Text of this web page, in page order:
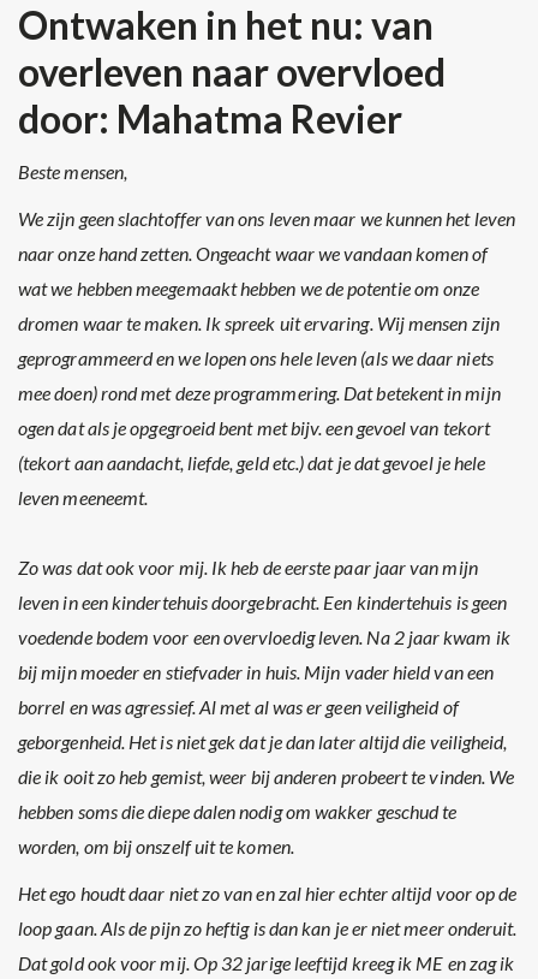
Ontwaken in het nu: van
overleven naar overvloed
door: Mahatma Revier
Beste mensen,
We zijn geen slachtoffer van ons leven maar we kunnen het leven
naar onze hand zetten. Ongeacht waar we vandaan komen of
wat we hebben meegemaakt hebben we de potentie om onze
dromen waar te maken. Ik spreek uit ervaring. Wij mensen zijn
geprogrammeerd en we lopen ons hele leven (als we daar niets
mee doen) rond met deze programmering. Dat betekent in mijn
ogen dat als je opgegroeid bent met bijv. een gevoel van tekort
(tekort aan aandacht, liefde, geld etc.) dat je dat gevoel je hele
leven meeneemt.
Zo was dat ook voor mij. Ik heb de eerste paar jaar van mijn
leven in een kindertehuis doorgebracht. Een kindertehuis is geen
voedende bodem voor een overvloedig leven. Na 2 jaar kwam ik
bij mijn moeder en stiefvader in huis. Mijn vader hield van een
borrel en was agressief. Al met al was er geen veiligheid of
geborgenheid. Het is niet gek dat je dan later altijd die veiligheid,
die ik ooit zo heb gemist, weer bij anderen probeert te vinden. We
hebben soms die diepe dalen nodig om wakker geschud te
worden, om bij onszelf uit te komen.
Het ego houdt daar niet zo van en zal hier echter altijd voor op de
loop gaan. Als de pijn zo heftig is dan kan je er niet meer onderuit.
Dat gold ook voor mij. Op 32 jarige leeftijd kreeg ik ME en zag ik